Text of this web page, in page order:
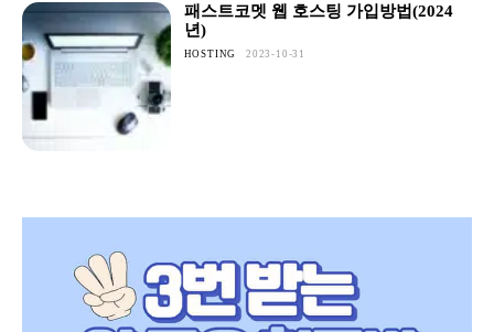
패스트코멧 웹 호스팅 가입방법(2024
년)
HOSTING 2023-10-31